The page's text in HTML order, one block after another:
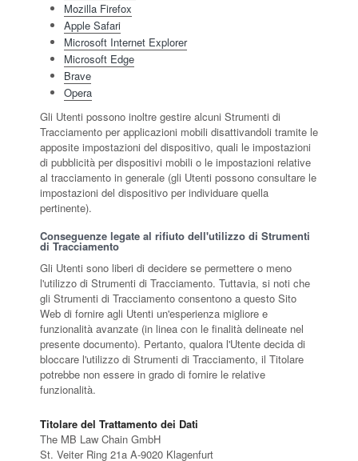
Mozilla Firefox
Apple Safari
Microsoft Internet Explorer
Microsoft Edge
Brave
Opera
Gli Utenti possono inoltre gestire alcuni Strumenti di
Tracciamento per applicazioni mobili disattivandoli tramite le
apposite impostazioni del dispositivo, quali le impostazioni
di pubblicità per dispositivi mobili o le impostazioni relative
al tracciamento in generale (gli Utenti possono consultare le
impostazioni del dispositivo per individuare quella
pertinente).
Conseguenze legate al rifiuto dell'utilizzo di Strumenti
di Tracciamento
Gli Utenti sono liberi di decidere se permettere o meno
l'utilizzo di Strumenti di Tracciamento. Tuttavia, si noti che
gli Strumenti di Tracciamento consentono a questo Sito
Web di fornire agli Utenti un'esperienza migliore e
funzionalità avanzate (in linea con le finalità delineate nel
presente documento). Pertanto, qualora l'Utente decida di
bloccare l'utilizzo di Strumenti di Tracciamento, il Titolare
potrebbe non essere in grado di fornire le relative
funzionalità.
Titolare del Trattamento dei Dati
The MB Law Chain GmbH
St. Veiter Ring 21a A-9020 Klagenfurt